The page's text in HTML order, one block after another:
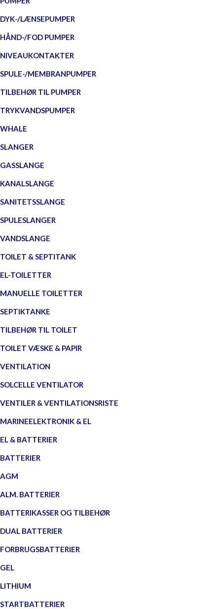
DYK-/LÆNSEPUMPER
HÅND-/FOD PUMPER
NIVEAUKONTAKTER
SPULE-/MEMBRANPUMPER
TILBEHØR TIL PUMPER
TRYKVANDSPUMPER
WHALE
SLANGER
GASSLANGE
KANALSLANGE
SANITETSSLANGE
SPULESLANGER
VANDSLANGE
TOILET & SEPTITANK
EL-TOILETTER
MANUELLE TOILETTER
SEPTIKTANKE
TILBEHØR TIL TOILET
TOILET VÆSKE & PAPIR
VENTILATION
SOLCELLE VENTILATOR
VENTILER & VENTILATIONSRISTE
MARINEELEKTRONIK & EL
EL & BATTERIER
BATTERIER
AGM
ALM. BATTERIER
BATTERIKASSER OG TILBEHØR
DUAL BATTERIER
FORBRUGSBATTERIER
GEL
LITHIUM
STARTBATTERIER